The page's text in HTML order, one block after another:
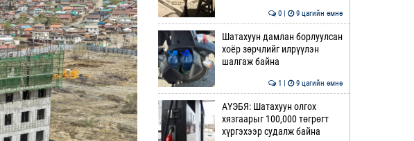
0 | 9 цагийн өмнө
Шатахуун дамлан борлуулсан
хоёр зөрчлийг илрүүлэн
шалгаж байна
1 | 9 цагийн өмнө
АҮЭБЯ: Шатахуун олгох
хязгаарыг 100,000 төгрөгт
хүргэхээр судалж байна